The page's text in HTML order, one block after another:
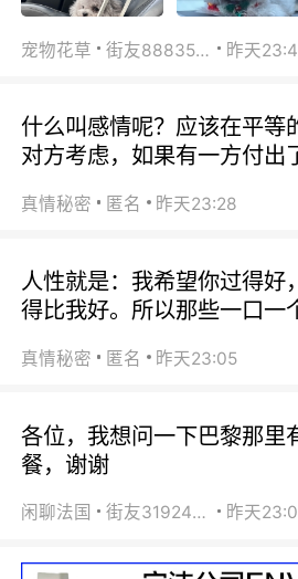
宠物花草 街友88835518 昨天
什么叫感情呢？应该在平等
对方考虑，如果有一方付出
真情秘密 匿名 昨天23:28
人性就是：我希望你过得好
得比我好。所以那些一口一
真情秘密 匿名 昨天23:05
各位，我想问一下巴黎那里
餐，谢谢
闲聊法国 街友31924072 昨天